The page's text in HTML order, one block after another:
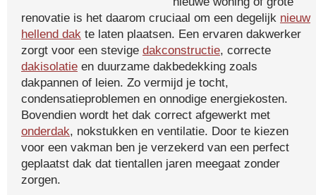
renovatie is het daarom cruciaal om een degelijk nieuw
hellend dak te laten plaatsen. Een ervaren dakwerker
zorgt voor een stevige dakconstructie, correcte
dakisolatie en duurzame dakbedekking zoals
dakpannen of leien. Zo vermijd je tocht,
condensatieproblemen en onnodige energiekosten.
Bovendien wordt het dak correct afgewerkt met
onderdak, nokstukken en ventilatie. Door te kiezen
voor een vakman ben je verzekerd van een perfect
geplaatst dak dat tientallen jaren meegaat zonder
zorgen.